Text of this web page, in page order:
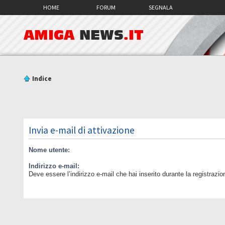
HOME FORUM SEGNALA
AMIGA NEWS.IT
Indice
Invia e-mail di attivazione
Nome utente:
Indirizzo e-mail:
Deve essere l’indirizzo e-mail che hai inserito durante la